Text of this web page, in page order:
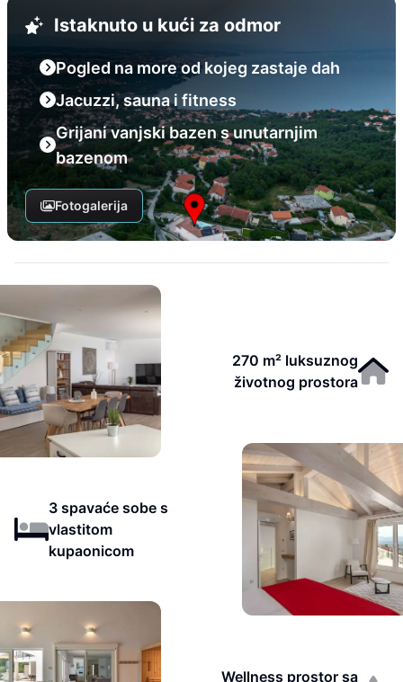
Istaknuto u kući za odmor
Pogled na more od kojeg zastaje dah
Jacuzzi, sauna i fitness
Grijani vanjski bazen s unutarnjim
bazenom
Fotogalerija
270 m² luksuznog
životnog prostora
3 spavaće sobe s
vlastitom
kupaonicom
Wellness prostor sa